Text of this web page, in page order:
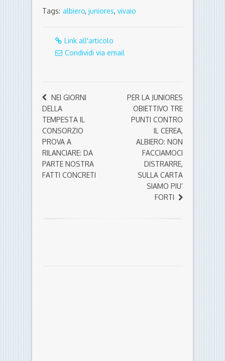
Tags: albiero, juniores, vivaio
Link all'articolo
Condividi via email
NEI GIORNI
DELLA
TEMPESTA IL
CONSORZIO
PROVA A
RILANCIARE: DA
PARTE NOSTRA
FATTI CONCRETI
PER LA JUNIORES
OBIETTIVO TRE
PUNTI CONTRO
IL CEREA,
ALBIERO: NON
FACCIAMOCI
DISTRARRE,
SULLA CARTA
SIAMO PIU’
FORTI